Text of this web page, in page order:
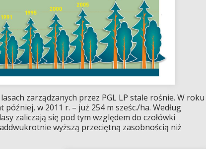
zarządzanych przez PGL LP stale rośnie. W roku
później, w 2011 r. – już 254 m sześc./ha. Według
zaliczają się pod tym względem do czołówki
wyższą przeciętną zasobnością niż